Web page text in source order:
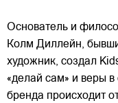
Основатель и
Колм Диллейн,
художник, создал
«делай сам» и веры
бренда происходит